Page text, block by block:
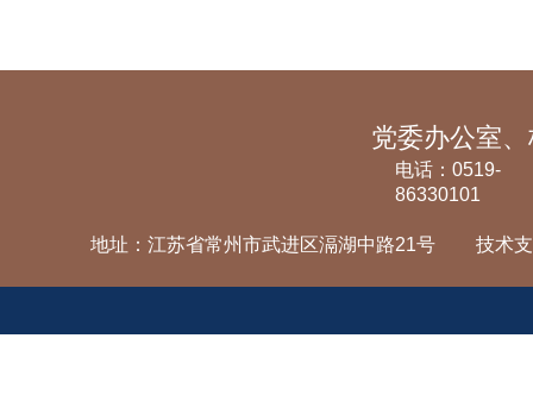
电话：0519-
86330101
地址：江苏省常州市武进区滆湖中路21号 技术